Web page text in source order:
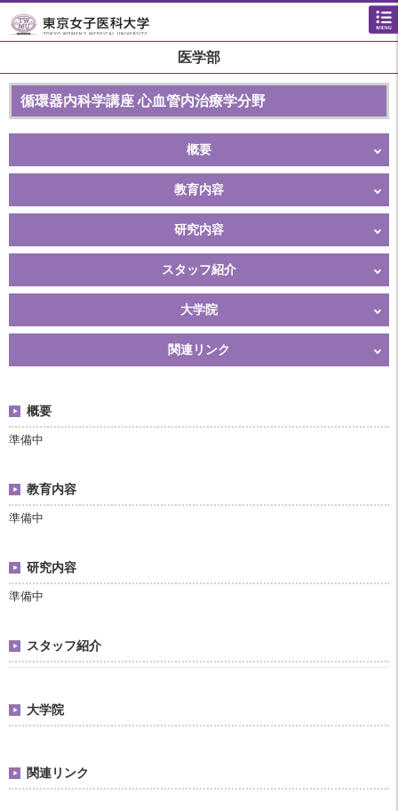
医学部
循環器内科学講座 心血管内治療学分野
概要
教育内容
研究内容
スタッフ紹介
大学院
関連リンク
概要
準備中
教育内容
準備中
研究内容
準備中
スタッフ紹介
大学院
関連リンク